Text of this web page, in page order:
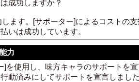
成功しますか？
ます。[サポーター]によるコストの
いは成功しています。
力
]を使用し、味方キャラのサポートを
動済みにしてサポートを宣言しまし